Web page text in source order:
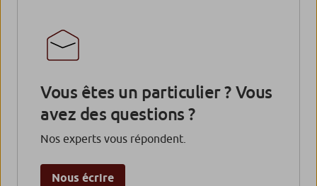
Vous êtes un particulier ? Vous
avez des questions ?
Nos experts vous répondent.
Nous écrire